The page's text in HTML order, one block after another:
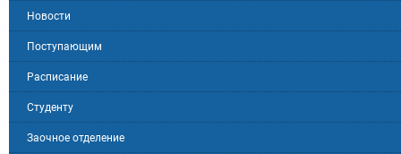
Новости
Поступающим
Расписание
Студенту
Заочное отделение